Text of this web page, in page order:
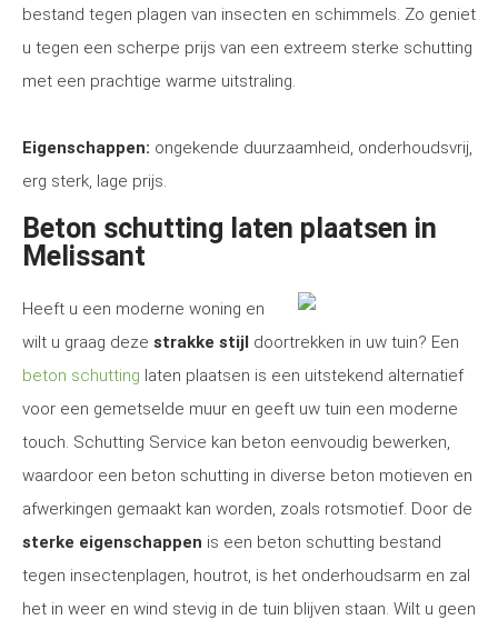
bestand tegen plagen van insecten en schimmels. Zo geniet
u tegen een scherpe prijs van een extreem sterke schutting
met een prachtige warme uitstraling.
Eigenschappen: ongekende duurzaamheid, onderhoudsvrij,
erg sterk, lage prijs.
Beton schutting laten plaatsen in
Melissant
Heeft u een moderne woning en
wilt u graag deze strakke stijl doortrekken in uw tuin? Een
beton schutting laten plaatsen is een uitstekend alternatief
voor een gemetselde muur en geeft uw tuin een moderne
touch. Schutting Service kan beton eenvoudig bewerken,
waardoor een beton schutting in diverse beton motieven en
afwerkingen gemaakt kan worden, zoals rotsmotief. Door de
sterke eigenschappen is een beton schutting bestand
tegen insectenplagen, houtrot, is het onderhoudsarm en zal
het in weer en wind stevig in de tuin blijven staan. Wilt u geen